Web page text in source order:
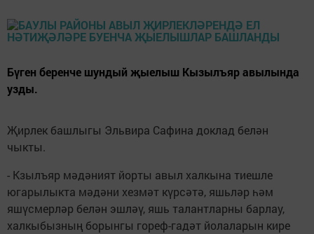
Бүген беренче шундый җыелыш Кызылъяр авылында
узды.
Җирлек башлыгы Эльвира Сафина доклад белән
чыкты.
- Кзылъяр мәдәният йорты авыл халкына тиешле
югарылыкта мәдәни хезмәт күрсәтә, яшьләр һәм
яшүсмерләр белән эшләү, яшь талантларны барлау,
халкыбызның борынгы гореф-гадәт йолаларын кире